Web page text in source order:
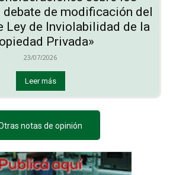
debate de modificación del
Ley de Inviolabilidad de la
Privada»
23/07/2026
Leer más
notas de opinión